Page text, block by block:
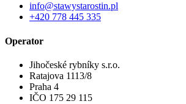
info@stawystarostin.pl
+420 778 445 335
Operator
Jihočeské rybníky s.r.o.
Ratajova 1113/8
Praha 4
IČO 175 29 115